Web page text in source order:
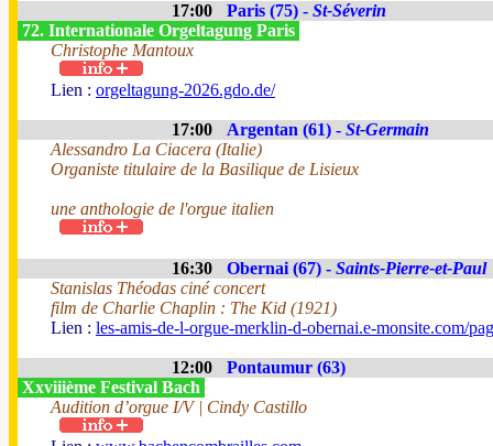
17:00 Paris (75) - St-Séverin
72. Internationale Orgeltagung Paris
Christophe Mantoux
Lien : orgeltagung-2026.gdo.de/
17:00 Argentan (61) - St-Germain
Alessandro La Ciacera (Italie)
Organiste titulaire de la Basilique de Lisieux
une anthologie de l'orgue italien
16:30 Obernai (67) - Saints-Pierre-et-Paul
Stanislas Théodas ciné concert
film de Charlie Chaplin : The Kid (1921)
Lien : les-amis-de-l-orgue-merklin-d-obernai.e-monsite.com/
12:00
Pontaumur (63)
Xxviiième Festival Bach
Audition d’orgue I/V | Cindy Castillo